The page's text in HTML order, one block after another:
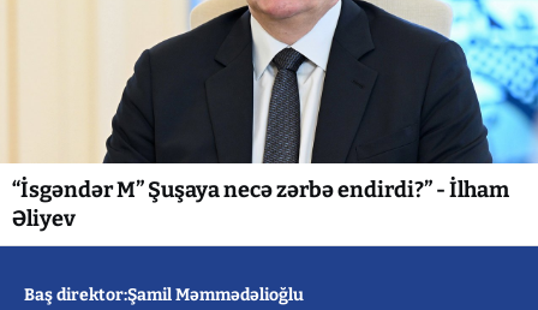
“İsgəndər M” Şuşaya necə zərbə endirdi?” - İlham
Əliyev
Baş direktor:Şamil Məmmədəlioğlu